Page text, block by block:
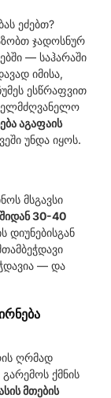
ეძებთ?
ჯადოსნურ
— საჰარაში
იმისა,
ესწრაფვით
აგაფაის
უნდა იყოს.
მსგავსი
30-40
დიუნებისგან
— და
ღრმად
ქმნის
მთების